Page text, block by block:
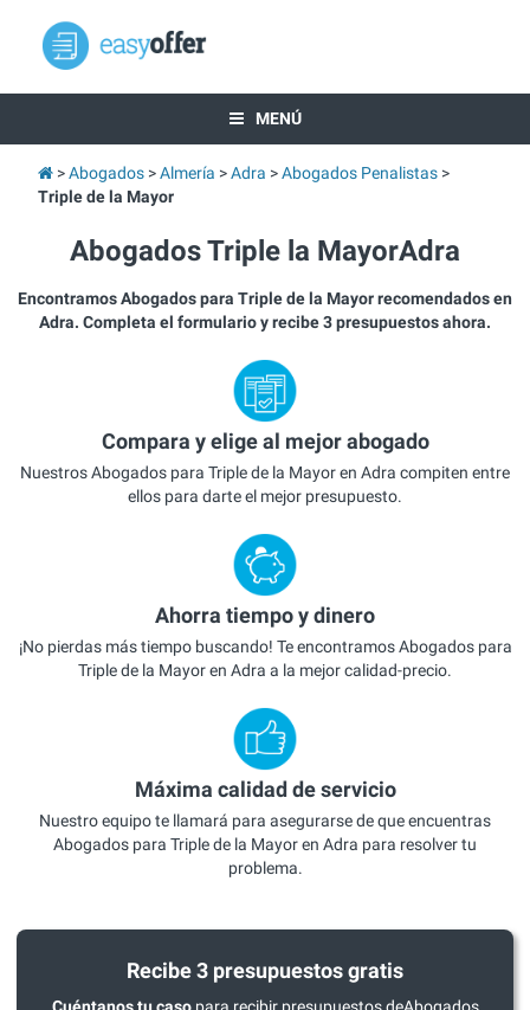
MENÚ
Abogados Almería Adra
Abogados Penalistas
Triple de la Mayor
Abogados Triple la MayorAdra
Encontramos Abogados para Triple de la Mayor recomendados en
Adra. Completa el formulario y recibe 3 presupuestos ahora.
Compara y elige al mejor abogado
Nuestros Abogados para Triple de la Mayor en Adra compiten entre
ellos para darte el mejor presupuesto.
Ahorra tiempo y dinero
¡No pierdas más tiempo buscando! Te encontramos Abogados para
Triple de la Mayor en Adra a la mejor calidad-precio.
Máxima calidad de servicio
Nuestro equipo te llamará para asegurarse de que encuentras
Abogados para Triple de la Mayor en Adra para resolver tu
problema.
Recibe 3 presupuestos gratis
Cuéntanos tu casopara recibir presupuestos deAbogados